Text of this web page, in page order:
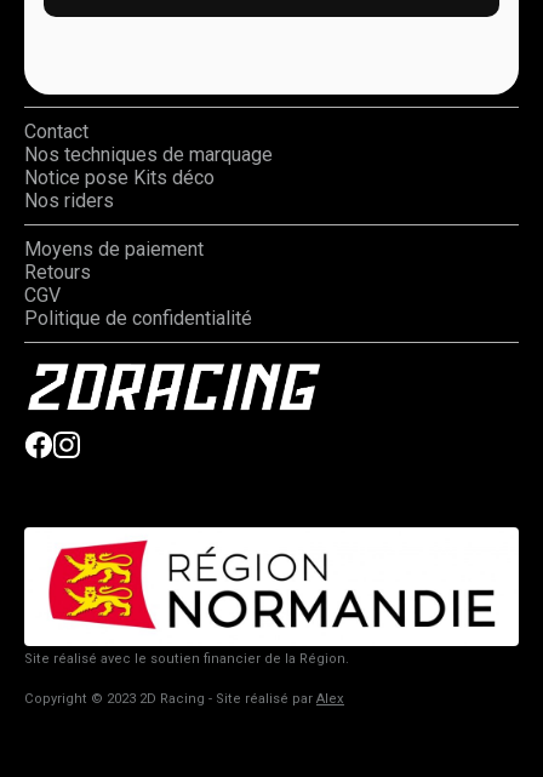
Contact
Nos techniques de marquage
Notice pose Kits déco
Nos riders
Moyens de paiement
Retours
CGV
Politique de confidentialité
Site réalisé avec le soutien financier de la Région.
Copyright © 2023 2D Racing - Site réalisé par Alex